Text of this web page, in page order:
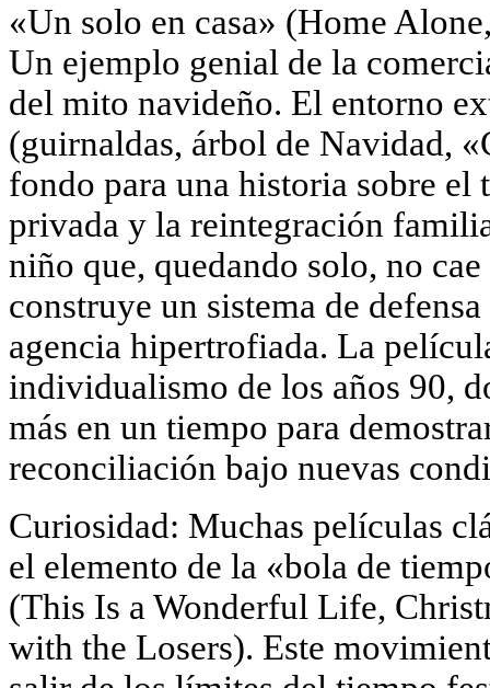
«Un solo en casa» (Home
Un ejemplo genial de la
del mito navideño. El entorno
(guirnaldas, árbol de Navidad,
fondo para una historia sobre
privada y la reintegración
niño que, quedando solo, no
construye un sistema de
agencia hipertrofiada. La
individualismo de los años 90,
más en un tiempo para
reconciliación bajo nuevas
Curiosidad: Muchas películas
el elemento de la «bola de
(This Is a Wonderful Life,
with the Losers). Este